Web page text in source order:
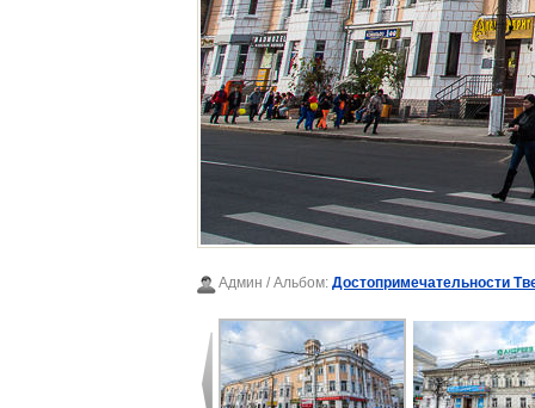
Админ / Альбом: Достопримечательности